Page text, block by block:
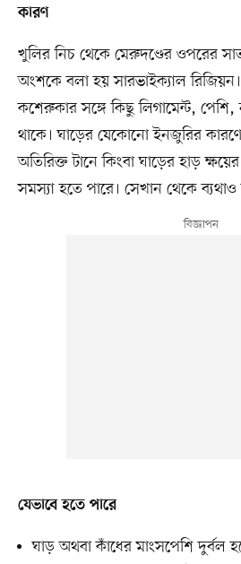
কারণ
খুলির নিচ থেকে মেরুদণ্ডের ওপরের
অংশকে বলা হয় সারভাইক্যাল
কশেরুকার সঙ্গে কিছু লিগামেন্ট, পেশি,
থাকে। ঘাড়ের যেকোনো ইনজুরির
অতিরিক্ত টানে কিংবা ঘাড়ের হাড়
সমস্যা হতে পারে। সেখান থেকে
যেভাবে হতে পারে
ঘাড় অথবা কাঁধের মাংসপেশি দুর্বল